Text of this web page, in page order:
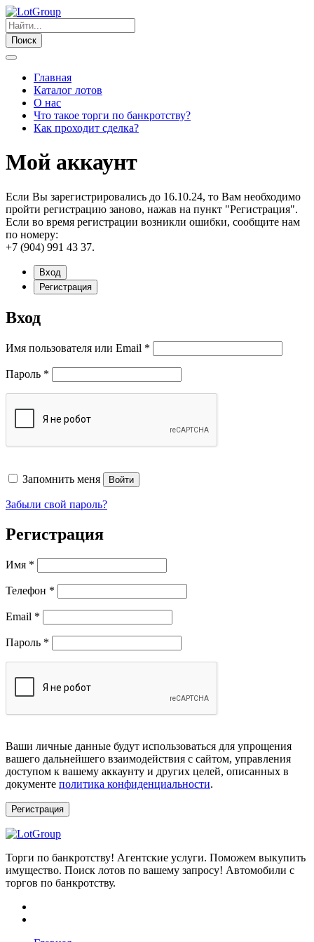
Поиск
Главная
Каталог лотов
О нас
Что такое торги по банкротству?
Как проходит сделка?
Мой аккаунт
Если Вы зарегистрировались до 16.10.24, то Вам необходимо
пройти регистрацию заново, нажав на пункт "Регистрация".
Если во время регистрации возникли ошибки, сообщите нам
по номеру:
+7 (904) 991 43 37.
Вход
Регистрация
Вход
Имя пользователя или Email *
Пароль *
Запомнить меня Войти
Забыли свой пароль?
Регистрация
Имя *
Телефон *
Email *
Пароль *
Ваши личные данные будут использоваться для упрощения
вашего дальнейшего взаимодействия с сайтом, управления
доступом к вашему аккаунту и других целей, описанных в
документе политика конфиденциальности.
Регистрация
Торги по банкротству! Агентские услуги. Поможем выкупить
имущество. Поиск лотов по вашему запросу! Автомобили с
торгов по банкротству.